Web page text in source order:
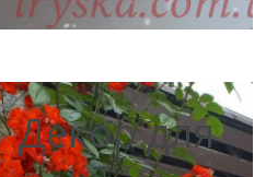
Декор для